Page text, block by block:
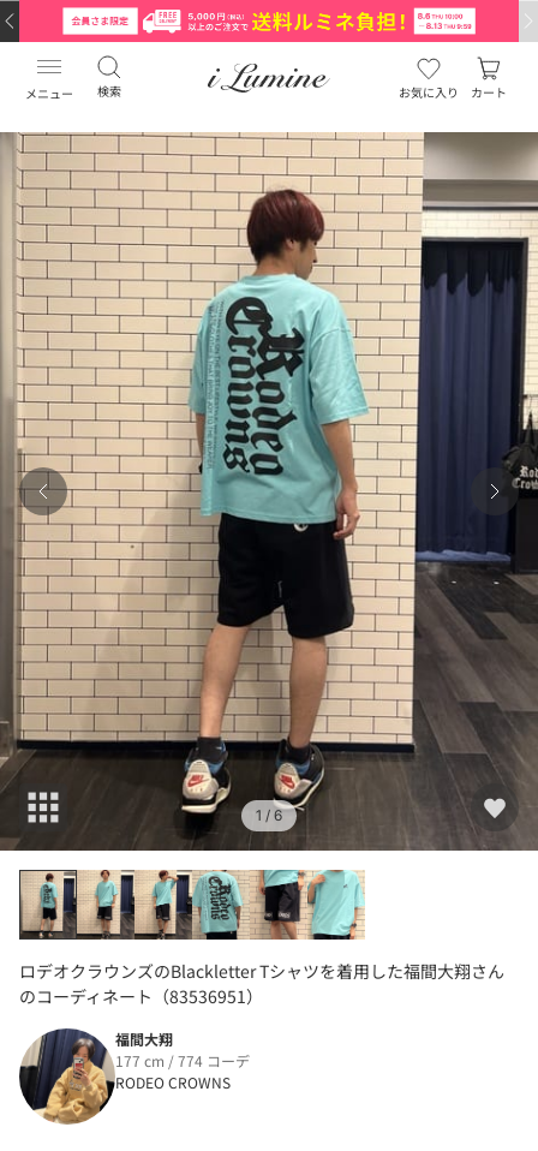
メニュー 検索 お気に入り カート
1 / 6
ロデオクラウンズのBlackletter Tシャツを着用した福間大翔さん
のコーディネート（83536951）
福間大翔
177 cm / 774 コーデ
RODEO CROWNS